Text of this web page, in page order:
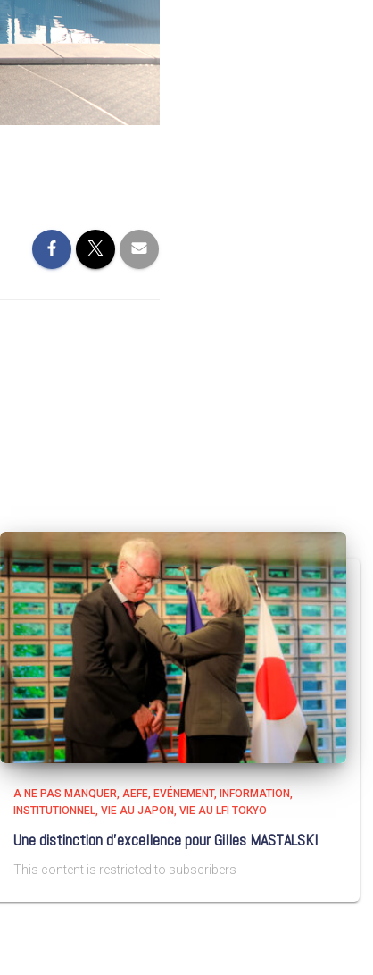
A NE PAS MANQUER AEFE EVÉNEMENT
INFORMATION
INSTITUTIONNEL VIE AU JAPON VIE AU LFI TOKYO
Une distinction d’excellence pour Gilles MASTALSKI
This content is restricted to subscribers